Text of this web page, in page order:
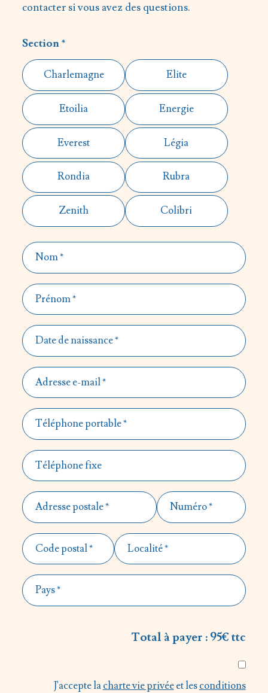
contacter si vous avez des questions.
Section *
Charlemagne Elite
Etoilia Energie
Everest Légia
Rondia Rubra
Zenith Colibri
Total à payer :95€ ttc
J'accepte lacharte vie privéeet lesconditions